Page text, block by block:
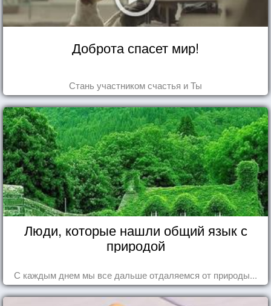
Доброта спасет мир!
Стань участником счастья и Ты
Люди, которые нашли общий язык с
природой
С каждым днем мы все дальше отдаляемся от природы...